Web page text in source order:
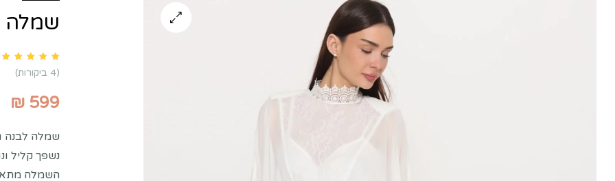
שמלה
4
ratings(
4 ביקורות)
₪599
שמלה לבנה
נשפך קליל
השמלה